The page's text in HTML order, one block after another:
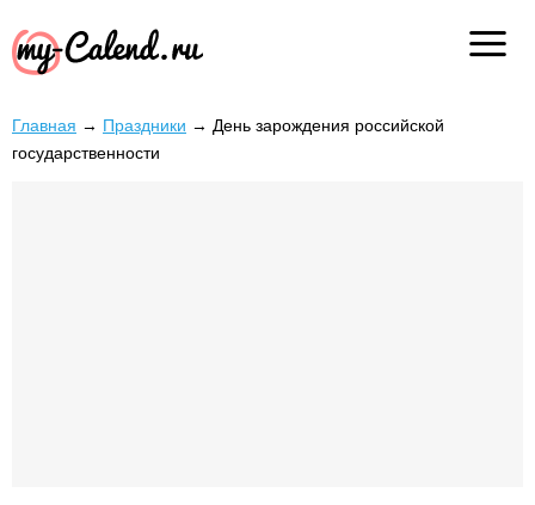
Главная → Праздники → День зарождения российской
государственности